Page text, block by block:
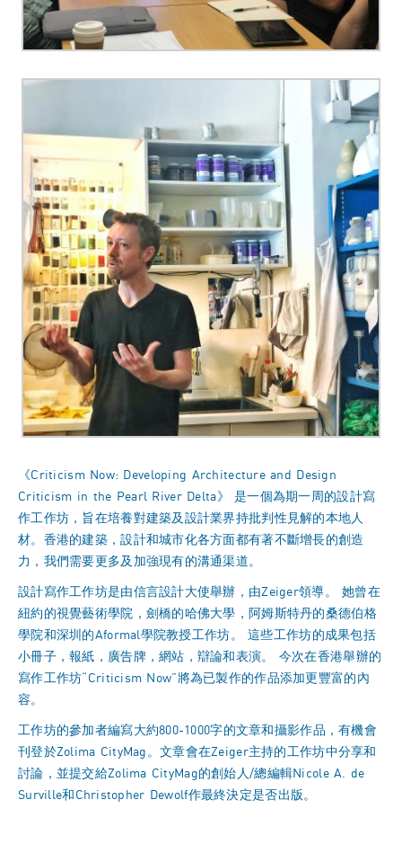
《Criticism Now: Developing Architecture and Design
Criticism in the Pearl River Delta》 是一個為期一周的設計寫
作工作坊，旨在培養對建築及設計業界持批判性見解的本地人
材。香港的建築，設計和城市化各方面都有著不斷增長的創造
力，我們需要更多及加強現有的溝通渠道。
設計寫作工作坊是由信言設計大使舉辦，由Zeiger領導。 她曾在
紐約的視覺藝術學院，劍橋的哈佛大學，阿姆斯特丹的桑德伯格
學院和深圳的Aformal學院教授工作坊。 這些工作坊的成果包括
小冊子，報紙，廣告牌，網站，辯論和表演。 今次在香港舉辦的
寫作工作坊“Criticism Now”將為已製作的作品添加更豐富的內
容。
工作坊的參加者編寫大約800-1000字的文章和攝影作品，有機會
刊登於Zolima CityMag。文章會在Zeiger主持的工作坊中分享和
討論，並提交給Zolima CityMag的創始人/總編輯Nicole A. de
Surville和Christopher Dewolf作最終決定是否出版。